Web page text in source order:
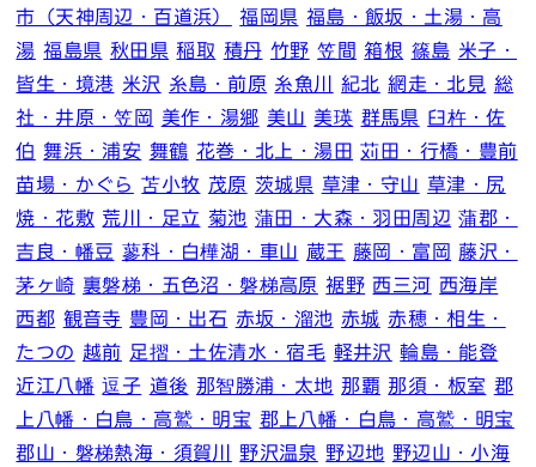
市（天神周辺・百道浜） 福岡県 福島・飯坂・土湯・高
湯 福島県 秋田県 稲取 積丹 竹野 笠間 箱根 篠島 米子・
皆生・境港 米沢 糸島・前原 糸魚川 紀北 網走・北見 総
社・井原・笠岡 美作・湯郷 美山 美瑛 群馬県 臼杵・佐
伯 舞浜・浦安 舞鶴 花巻・北上・湯田 苅田・行橋・豊前
苗場・かぐら 苫小牧 茂原 茨城県 草津・守山 草津・尻
焼・花敷 荒川・足立 菊池 蒲田・大森・羽田周辺 蒲郡・
吉良・幡豆 蓼科・白樺湖・車山 蔵王 藤岡・富岡 藤沢・
茅ヶ崎 裏磐梯・五色沼・磐梯高原 裾野 西三河 西海岸
西都 観音寺 豊岡・出石 赤坂・溜池 赤城 赤穂・相生・
たつの 越前 足摺・土佐清水・宿毛 軽井沢 輪島・能登
近江八幡 逗子 道後 那智勝浦・太地 那覇 那須・板室 郡
上八幡・白鳥・高鷲・明宝 郡上八幡・白鳥・高鷲・明宝
郡山・磐梯熱海・須賀川
野沢温泉 野辺地 野辺山・小海